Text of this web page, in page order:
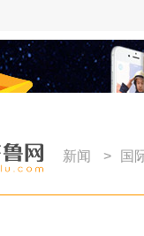
新闻 > 国